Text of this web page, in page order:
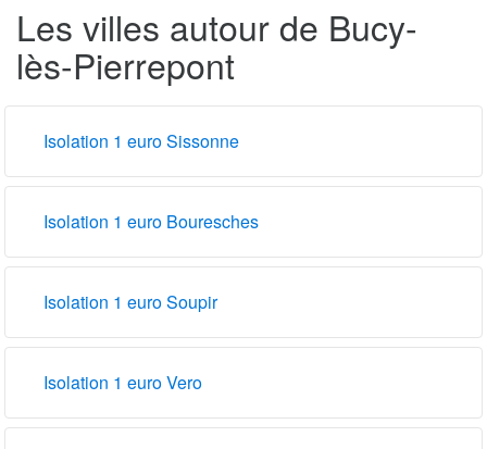
Les villes autour de Bucy-
lès-Pierrepont
Isolation 1 euro Sissonne
Isolation 1 euro Bouresches
Isolation 1 euro Soupir
Isolation 1 euro Vero